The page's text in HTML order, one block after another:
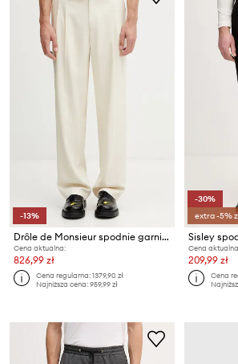
-13%
Drôle de Monsieur spodnie garniturowe męskie z wiskozą Golfeur
Cena aktualna:
826,99 zł
Cena regularna:1379,90 zł
Najniższa cena:959,99 zł
-30%
extra -5%
Cena
209,99 zł
Cena